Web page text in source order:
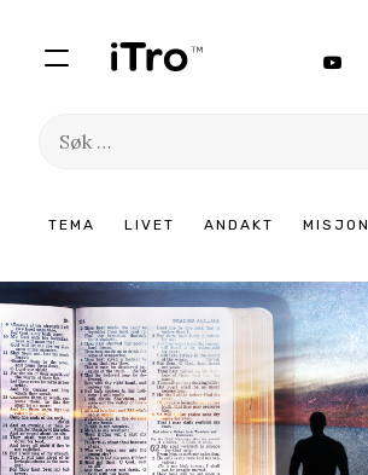
TEMA LIVET ANDAKT MISJON
Søk
innhold